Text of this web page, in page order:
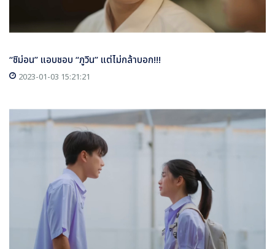
“ชิม่อน” แอบชอบ “ภูวิน” แต่ไม่กล้าบอก!!!
2023-01-03 15:21:21